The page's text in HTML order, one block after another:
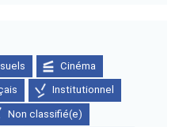
Cinéma
Institutionnel
Non classifié(e)